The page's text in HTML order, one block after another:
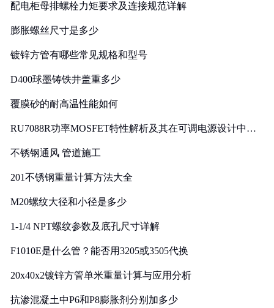
配电柜母排螺栓力矩要求及连接规范详解
膨胀螺丝尺寸是多少
镀锌方管有哪些常见规格和型号
D400球墨铸铁井盖重多少
覆膜砂的耐高温性能如何
RU7088R功率MOSFET特性解析及其在可调电源设计中的
不锈钢通风 管道施工
201不锈钢重量计算方法大全
M20螺纹大径和小径是多少
1-1/4 NPT螺纹参数及底孔尺寸详解
F1010E是什么管？能否用3205或3505代换
20x40x2镀锌方管单米重量计算与应用分析
抗渗混凝土中P6和P8膨胀剂分别加多少